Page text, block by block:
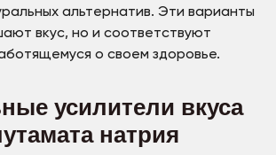
альтернатив. Эти варианты
вкус, но и соответствуют
о своем здоровье.
усилители вкуса
натрия